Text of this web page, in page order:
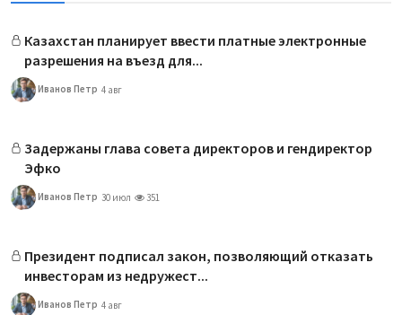
Казахстан планирует ввести платные электронные
разрешения на въезд для...
Иванов Петр 4 авг
Задержаны глава совета директоров и гендиректор
Эфко
Иванов Петр 30 июл 351
Президент подписал закон, позволяющий отказать
инвесторам из недружест...
Иванов Петр 4 авг